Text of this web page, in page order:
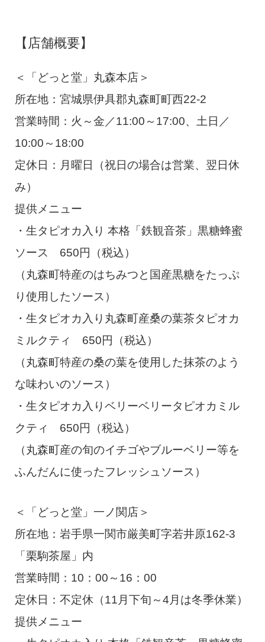
【店舗概要】
＜「どっと堂」丸森本店＞
所在地：宮城県伊具郡丸森町町西22-2
営業時間：火～金／11:00～17:00、土日／
10:00～18:00
定休日：月曜日（祝日の場合は営業、翌日休
み）
提供メニュー
・生タピオカ入り 本格「鉄観音茶」黒糖蜂蜜
ソース 650円（税込）
（丸森町特産のはちみつと国産黒糖をたっぷ
り使用したソース）
・生タピオカ入り丸森町産桑の葉茶タピオカ
ミルクティ 650円（税込）
（丸森町特産の桑の葉を使用した抹茶のよう
な味わいのソース）
・生タピオカ入りベリーベリータピオカミル
クティ 650円（税込）
（丸森町産の旬のイチゴやブルーベリー等を
ふんだんに使ったフレッシュソース）
＜「どっと堂」一ノ関店＞
所在地：岩手県一関市厳美町字若井原162-3
「栗駒茶屋」内
営業時間：10：00～16：00
定休日：不定休（11月下旬～4月は冬季休業）
提供メニュー